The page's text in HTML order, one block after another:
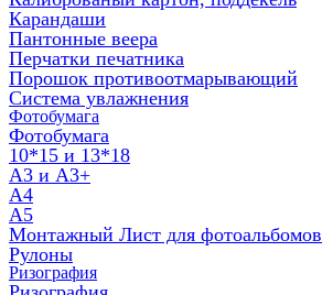
Карандаши
Пантонные веера
Перчатки печатника
Порошок противоотмарывающий
Система увлажнения
Фотобумага
Фотобумага
10*15 и 13*18
A3 и А3+
А4
А5
Монтажный Лист для фотоальбомов
Рулоны
Ризография